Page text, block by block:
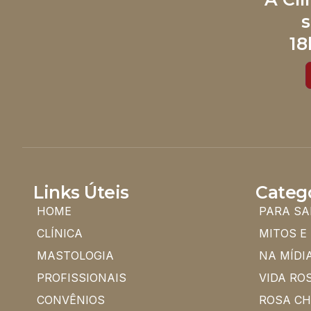
Links Úteis
HOME
CLÍNICA
MASTOLOGIA
PROFISSIONAIS
CONVÊNIOS
PARA
MITOS E
NA
VIDA
ROSA